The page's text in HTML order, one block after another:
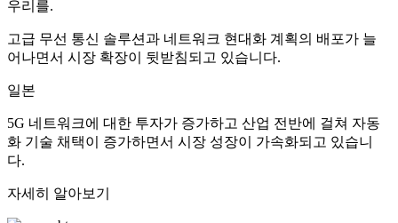
우리를.
고급 무선 통신 솔루션과 네트워크 현대화 계획의 배포가 늘
어나면서 시장 확장이 뒷받침되고 있습니다.
일본
5G 네트워크에 대한 투자가 증가하고 산업 전반에 걸쳐 자동
화 기술 채택이 증가하면서 시장 성장이 가속화되고 있습니
다.
자세히 알아보기